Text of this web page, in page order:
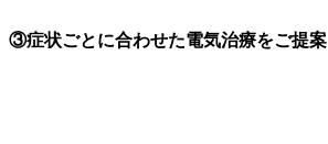
③症状ごとに合わせた電気治療をご提案